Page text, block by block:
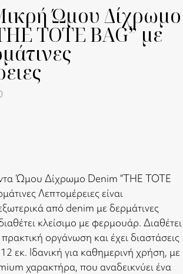
Ώμου Δίχρωμο
TOTE BAG” με
Ώμου Δίχρωμο Denim “THE TOTE
Λεπτομέρειες είναι
από denim με δερμάτινες
κλείσιμο με φερμουάρ. Διαθέτει
οργάνωση και έχει διαστάσεις
εκ. Ιδανική για καθημερινή χρήση, με
χαρακτήρα, που αναδεικνύει ένα